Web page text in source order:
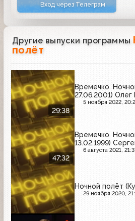
Вход через Телеграм
Другие выпуски программы
полёт
29:38
Времечко.
27.06.2001) Олег
5 ноября 2022,
47:32
Времечко.
13.02.1999)
6 августа 2021,
Ночной полёт
29 ноября 2020,